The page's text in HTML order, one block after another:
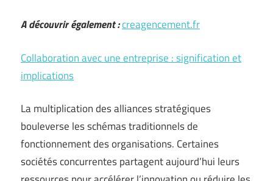
A découvrir également :creagencement.fr
Collaboration avec une entreprise : signification et
implications
La multiplication des alliances stratégiques
bouleverse les schémas traditionnels de
fonctionnement des organisations. Certaines
sociétés concurrentes partagent aujourd’hui leurs